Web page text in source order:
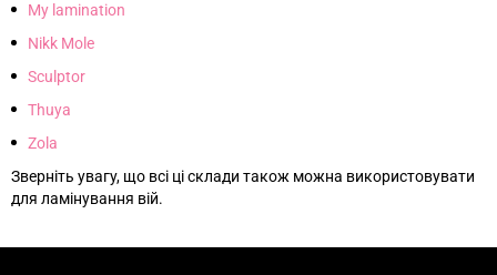
My lamination
Nikk Mole
Sculptor
Thuya
Zola
Зверніть увагу, що всі ці склади також можна використовувати
для ламінування вій.